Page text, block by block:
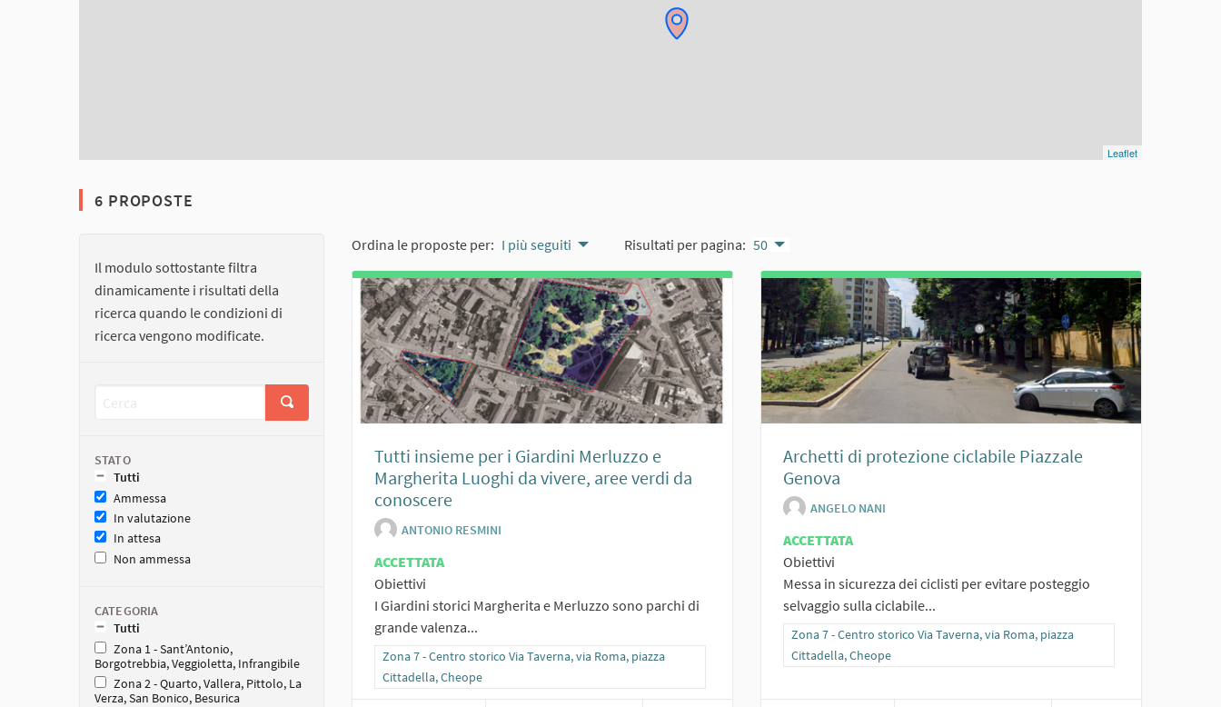
Leaflet
6 PROPOSTE
Il modulo sottostante filtra
dinamicamente i risultati della
ricerca quando le condizioni di
ricerca vengono modificate.
STATO
Tutti
Ammessa
In valutazione
In attesa
Non ammessa
CATEGORIA
Tutti
Zona 1 - Sant’Antonio,
Borgotrebbia, Veggioletta, Infrangibile
Zona 2 - Quarto, Vallera, Pittolo, La
Verza, San Bonico, Besurica
Ordina le proposte per: I più seguiti Risultati per pagina: 50
Tutti insieme per i Giardini Merluzzo e
Margherita Luoghi da vivere, aree verdi da
conoscere
ANTONIO RESMINI
ACCETTATA
Obiettivi
I Giardini storici Margherita e Merluzzo sono parchi di
grande valenza...
Filtra i risultati per categoria: Zona 7 - Centro storico Via Taverna, via Roma, piazza Cittadella, Cheope
Zona 7 - Centro storico Via Taverna, via Roma, piazza
Cittadella, Cheope
Archetti di protezione ciclabile Piazzale
Genova
ANGELO NANI
ACCETTATA
Obiettivi
Messa in sicurezza dei ciclisti per evitare posteggio
selvaggio sulla ciclabile...
Filtra i risultati per categoria: Zona 7 - Centro storico Via Taverna, via Roma,
Zona 7 - Centro storico Via Taverna, via Roma, piazza
Cittadella, Cheope